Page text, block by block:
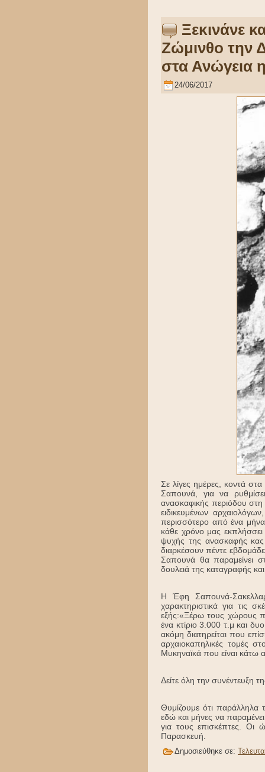
Ξεκινάνε
Ζώμινθο την
στα Ανώγεια
24/06/2017
Σε λίγες ημέρες, κοντά
Σαπουνά, για να
ανασκαφικής περιόδου στη
ειδικευμένων
περισσότερο από ένα
κάθε χρόνο μας
ψυχής της ανασκαφής
διαρκέσουν πέντε
Σαπουνά θα παραμείνει
δουλειά της καταγραφής
Η Έφη Σαπουνά-
χαρακτηριστικά για τις
εξής:«Ξέρω τους χώρους
ένα κτίριο 3.000 τ.μ και
ακόμη διατηρείται που
αρχαιοκαπηλικές τομές
Μυκηναϊκά που είναι κάτω
Δείτε όλη την συνέντευξη
Θυμίζουμε ότι παράλληλα
εδώ και μήνες να
για τους επισκέπτες. Οι
Παρασκευή.
Δημοσιεύθηκε σε: